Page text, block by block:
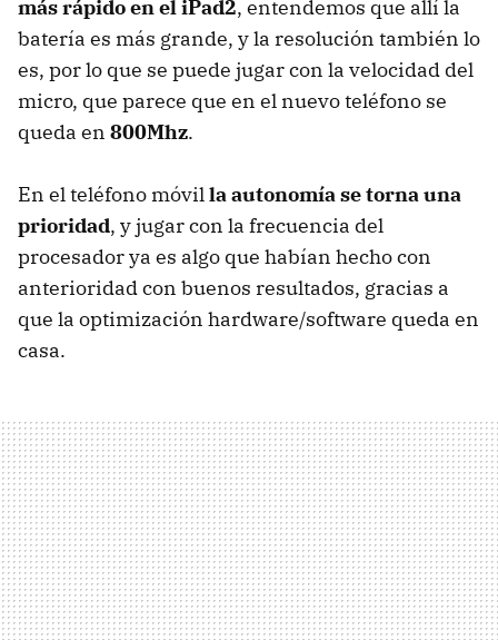
más rápido en el iPad2, entendemos que allí la
batería es más grande, y la resolución también lo
es, por lo que se puede jugar con la velocidad del
micro, que parece que en el nuevo teléfono se
queda en 800Mhz.
En el teléfono móvilla autonomía se torna una
prioridad, y jugar con la frecuencia del
procesador ya es algo que habían hecho con
anterioridad con buenos resultados, gracias a
que la optimización hardware/software queda en
casa.